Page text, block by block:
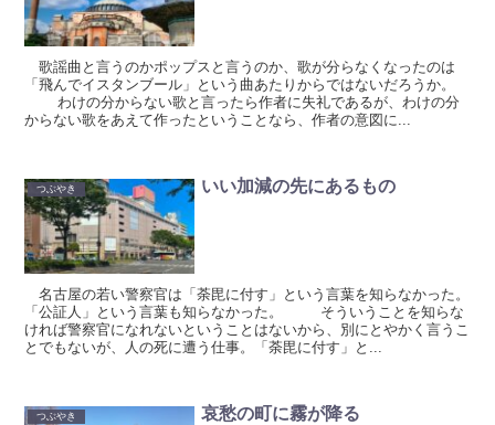
歌謡曲と言うのかポップスと言うのか、歌が分らなくなったのは
「飛んでイスタンブール」という曲あたりからではないだろうか。
わけの分からない歌と言ったら作者に失礼であるが、わけの分
からない歌をあえて作ったということなら、作者の意図に...
つぶやき いい加減の先にあるもの
名古屋の若い警察官は「荼毘に付す」という言葉を知らなかった。
「公証人」という言葉も知らなかった。 そういうことを知らな
ければ警察官になれないということはないから、別にとやかく言うこ
とでもないが、人の死に遭う仕事。「荼毘に付す」と...
つぶやき 哀愁の町に霧が降る